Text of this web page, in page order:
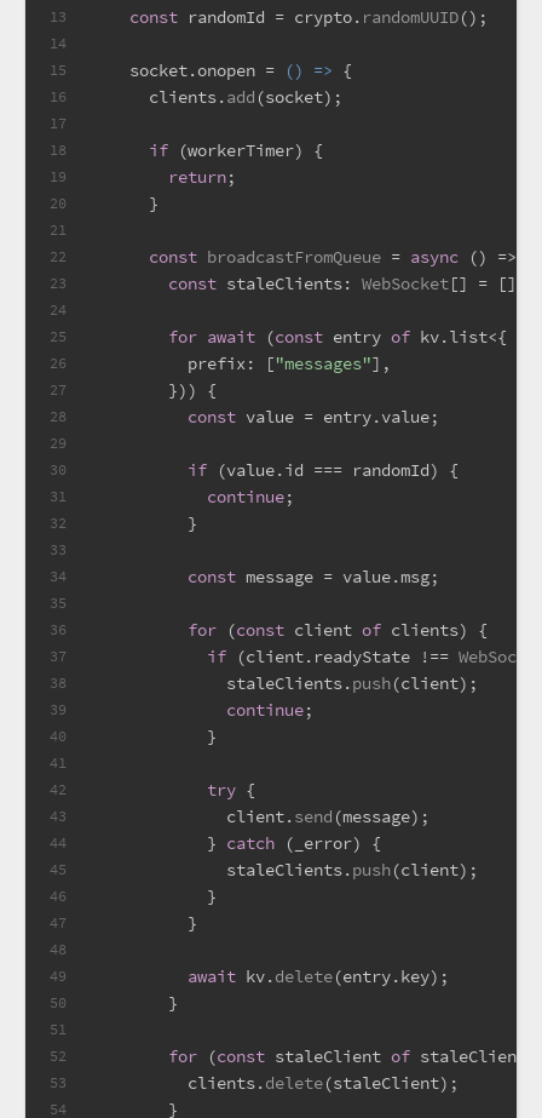
13
14
15
16
17
18
19
20
21
22
23
24
25
26
27
28
29
30
31
32
33
34
35
36
37
38
39
40
41
42
43
44
45
46
47
48
49
50
51
52
53
54
const randomId = crypto. randomUUID();
    socket.
onopen = () => {
      clients.
add (socket);
if (workerTimer) {
return;
      }
const broadcastFromQueue = async () => {
const staleClients: WebSocket[] = [];
for await (const entry of kv.list<{
prefix: ["messages"],
        })) {
const value = entry.value;
if (value.id === randomId) {
continue;
          }
const message = value.msg;
for (const client of clients) {
if (client. readyState !==
              staleClients.
push(client);
continue;
            }
try {
              client.
send (message);
            }
catch (_error) {
              staleClients.
push(client);
            }
          }
await kv.delete(entry.key);
        }
for (const staleClient of
          clients.
delete(staleClient);
        }